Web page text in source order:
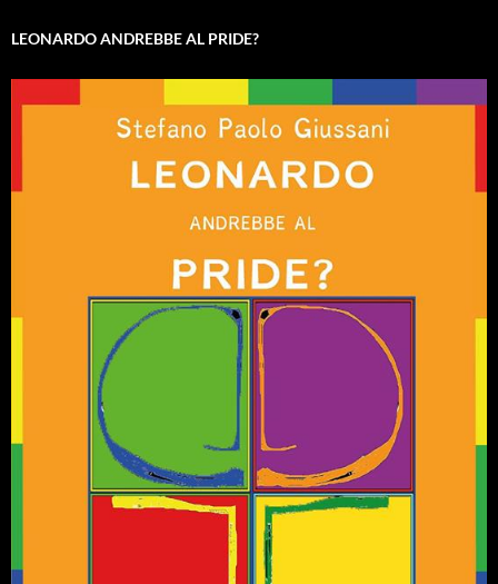
LEONARDO ANDREBBE AL PRIDE?